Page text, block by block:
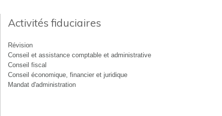
Activités fiduciaires
Révision
Conseil et assistance comptable et administrative
Conseil fiscal
Conseil économique, financier et juridique
Mandat d'administration